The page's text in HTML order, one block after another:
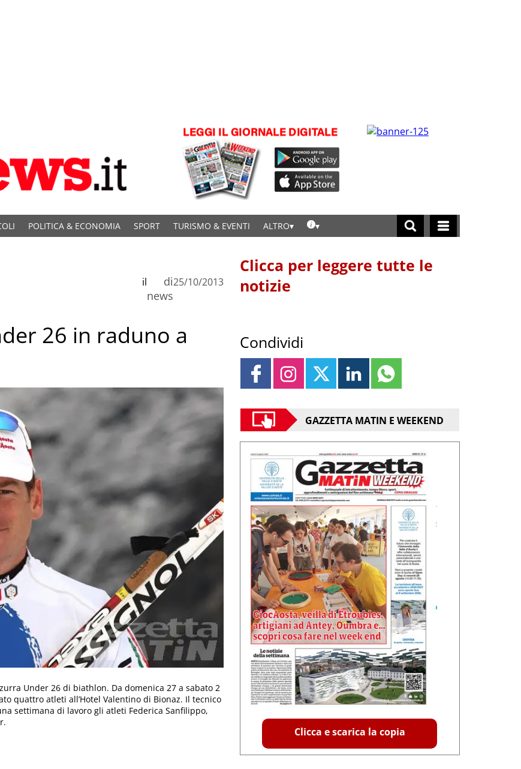
POLITICA & ECONOMIA SPORT TURISMO & EVENTI ALTRO
di
news
il 25/10/2013
26 in raduno a
Under 26 di biathlon. Da domenica 27 a sabato 2
quattro atleti all’Hotel Valentino di Bionaz. Il tecnico
settimana di lavoro gli atleti Federica Sanfilippo,
Clicca per leggere tutte le
notizie
Condividi
GAZZETTA MATIN E WEEKEND
Clicca e scarica la copia